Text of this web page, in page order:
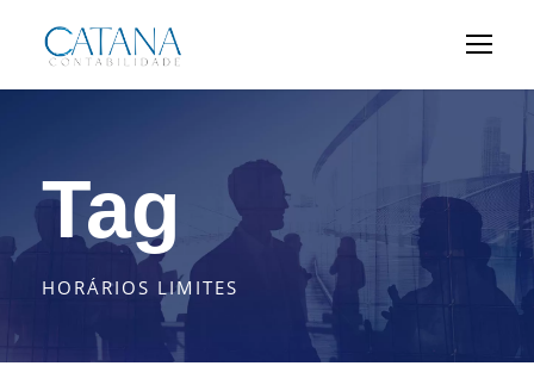
Tag
HORÁRIOS LIMITES